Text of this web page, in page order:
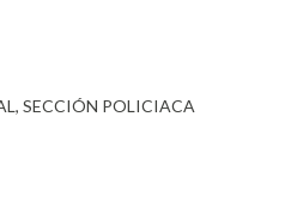
SECCIÓN POLICIACA